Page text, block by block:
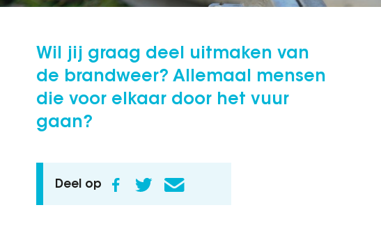
Wil jij graag deel uitmaken van
de brandweer? Allemaal mensen
die voor elkaar door het vuur
gaan?
Deel op